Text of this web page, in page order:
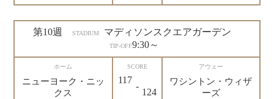
第10週 STADIUM マディソンスクエアガーデン
TIP-OFF9:30～
ホーム
ニューヨーク・ニッ
クス
SCORE
117
-
124
アウェー
ワシントン・ウィザ
ーズ